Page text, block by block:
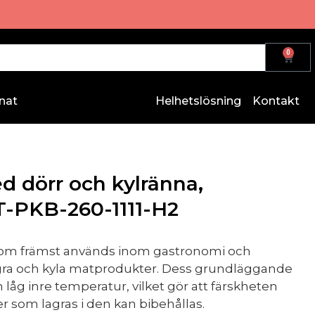
0
Helhetslösning Kontakt
dörr och kylränna,
260-1111-H2
främst används inom gastronomi och
och kyla matprodukter. Dess grundläggande
inre temperatur, vilket gör att färskheten
som lagras i den kan bibehållas.